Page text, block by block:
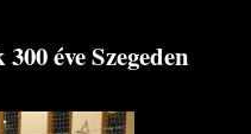
éve Szegeden